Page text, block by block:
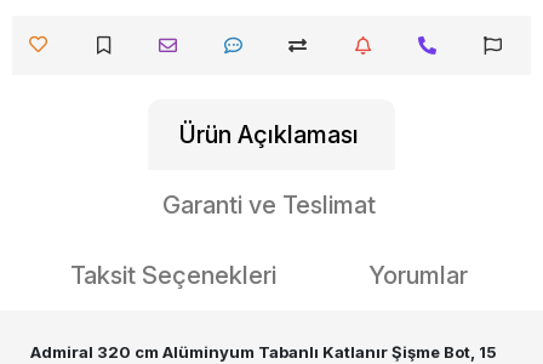
Ürün Açıklaması
Garanti ve Teslimat
Taksit Seçenekleri Yorumlar
Admiral 320 cm Alüminyum Tabanlı Katlanır Şişme Bot, 15